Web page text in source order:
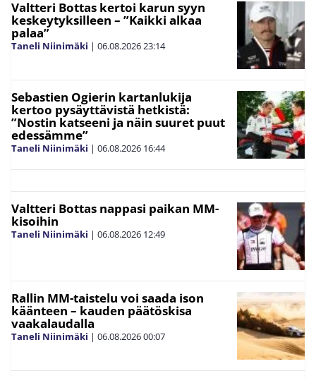
Valtteri Bottas kertoi karun syyn
keskeytyksilleen – ”Kaikki alkaa
palaa”
Taneli Niinimäki | 06.08.202623:14
Sebastien Ogierin kartanlukija
kertoo pysäyttävistä hetkistä:
”Nostin katseeni ja näin suuret puut
edessämme”
Taneli Niinimäki | 06.08.2026 16:44
Valtteri Bottas nappasi paikan MM-
kisoihin
Taneli Niinimäki | 06.08.2026 12:49
Rallin MM-taistelu voi saada ison
käänteen – kauden päätöskisa
vaakalaudalla
Taneli Niinimäki | 06.08.202600:07